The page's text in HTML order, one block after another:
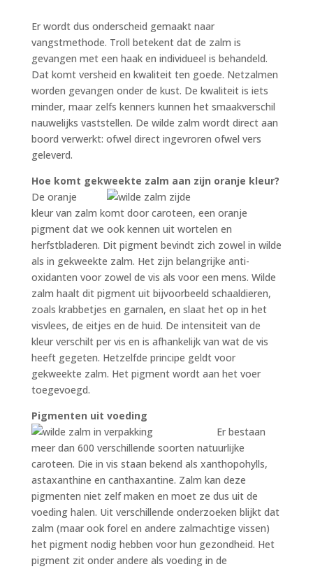
Er wordt dus onderscheid gemaakt naar
vangstmethode. Troll betekent dat de zalm is
gevangen met een haak en individueel is behandeld.
Dat komt versheid en kwaliteit ten goede. Netzalmen
worden gevangen onder de kust. De kwaliteit is iets
minder, maar zelfs kenners kunnen het smaakverschil
nauwelijks vaststellen. De wilde zalm wordt direct aan
boord verwerkt: ofwel direct ingevroren ofwel vers
geleverd.
Hoe komt gekweekte zalm aan zijn oranje kleur?
De oranje
kleur van zalm komt door caroteen, een oranje
pigment dat we ook kennen uit wortelen en
herfstbladeren. Dit pigment bevindt zich zowel in wilde
als in gekweekte zalm. Het zijn belangrijke anti-
oxidanten voor zowel de vis als voor een mens. Wilde
zalm haalt dit pigment uit bijvoorbeeld schaaldieren,
zoals krabbetjes en garnalen, en slaat het op in het
visvlees, de eitjes en de huid. De intensiteit van de
kleur verschilt per vis en is afhankelijk van wat de vis
heeft gegeten. Hetzelfde principe geldt voor
gekweekte zalm. Het pigment wordt aan het voer
toegevoegd.
Pigmenten uit voeding
Er bestaan
meer dan 600 verschillende soorten natuurlijke
caroteen. Die in vis staan bekend als xanthopohylls,
astaxanthine en canthaxantine. Zalm kan deze
pigmenten niet zelf maken en moet ze dus uit de
voeding halen. Uit verschillende onderzoeken blijkt dat
zalm (maar ook forel en andere zalmachtige vissen)
het pigment nodig hebben voor hun gezondheid. Het
pigment zit onder andere als voeding in de